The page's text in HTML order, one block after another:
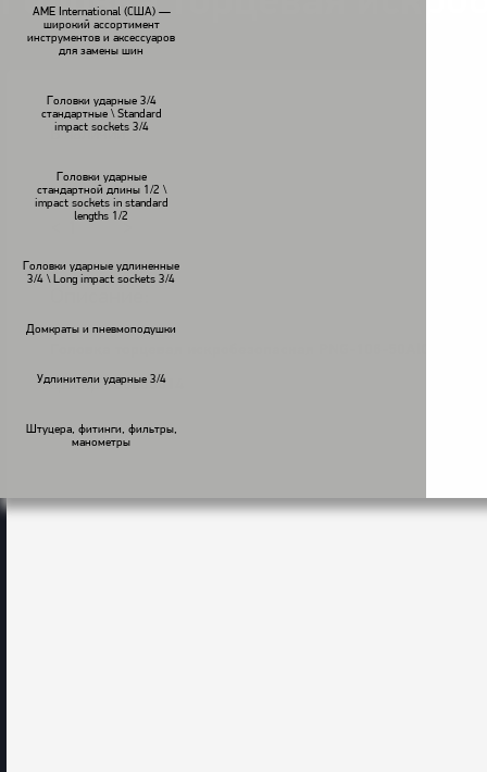
AME International (США) —
широкий ассортимент
инструментов и аксессуаров
для замены шин
Головки ударные 3/4
стандартные \ Standard
impact sockets 3/4
Головки ударные
стандартной длины 1/2 \
impact sockets in standard
lengths 1/2
Головки ударные удлиненные
3/4 \ Long impact sockets 3/4
Домкраты и пневмоподушки
Удлинители ударные 3/4
Штуцера, фитинги, фильтры,
манометры
В наличии
артикул:00000614